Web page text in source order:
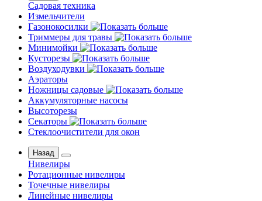
Садовая техника
Измельчители
Газонокосилки
Триммеры для травы
Минимойки
Кусторезы
Воздуходувки
Аэраторы
Ножницы садовые
Аккумуляторные насосы
Высоторезы
Секаторы
Стеклоочистители для окон
Назад
Нивелиры
Ротационные нивелиры
Точечные нивелиры
Линейные нивелиры